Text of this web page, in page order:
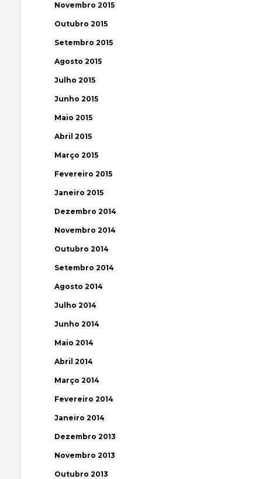
Novembro 2015
Outubro 2015
Setembro 2015
Agosto 2015
Julho 2015
Junho 2015
Maio 2015
Abril 2015
Março 2015
Fevereiro 2015
Janeiro 2015
Dezembro 2014
Novembro 2014
Outubro 2014
Setembro 2014
Agosto 2014
Julho 2014
Junho 2014
Maio 2014
Abril 2014
Março 2014
Fevereiro 2014
Janeiro 2014
Dezembro 2013
Novembro 2013
Outubro 2013